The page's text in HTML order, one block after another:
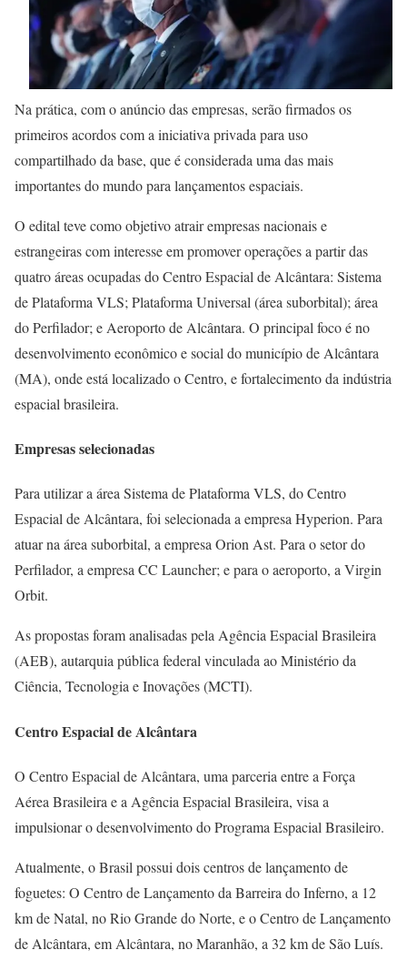
Na prática, com o anúncio das empresas, serão firmados os
primeiros acordos com a iniciativa privada para uso
compartilhado da base, que é considerada uma das mais
importantes do mundo para lançamentos espaciais.
O edital teve como objetivo atrair empresas nacionais e
estrangeiras com interesse em promover operações a partir das
quatro áreas ocupadas do Centro Espacial de Alcântara: Sistema
de Plataforma VLS; Plataforma Universal (área suborbital); área
do Perfilador; e Aeroporto de Alcântara. O principal foco é no
desenvolvimento econômico e social do município de Alcântara
(MA), onde está localizado o Centro, e fortalecimento da indústria
espacial brasileira.
Empresas selecionadas
Para utilizar a área Sistema de Plataforma VLS, do Centro
Espacial de Alcântara, foi selecionada a empresa Hyperion. Para
atuar na área suborbital, a empresa Orion Ast. Para o setor do
Perfilador, a empresa CC Launcher; e para o aeroporto, a Virgin
Orbit.
As propostas foram analisadas pela Agência Espacial Brasileira
(AEB), autarquia pública federal vinculada ao Ministério da
Ciência, Tecnologia e Inovações (MCTI).
Centro Espacial de Alcântara
O Centro Espacial de Alcântara, uma parceria entre a Força
Aérea Brasileira e a Agência Espacial Brasileira, visa a
impulsionar o desenvolvimento do Programa Espacial Brasileiro.
Atualmente, o Brasil possui dois centros de lançamento de
foguetes: O Centro de Lançamento da Barreira do Inferno, a 12
km de Natal, no Rio Grande do Norte, e o Centro de Lançamento
de Alcântara, em Alcântara, no Maranhão, a 32 km de São Luís.